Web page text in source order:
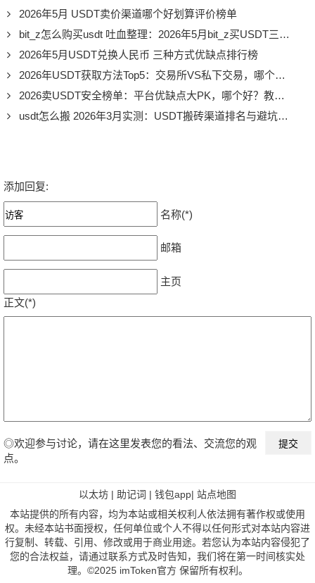
2026年5月 USDT卖价渠道哪个好划算评价榜单
bit_z怎么购买usdt 吐血整理：2026年5月bit_z买USDT三大推荐 哪个好
2026年5月USDT兑换人民币 三种方式优缺点排行榜
2026年USDT获取方法Top5：交易所VS私下交易，哪个好？优缺点全评价
2026卖USDT安全榜单：平台优缺点大PK，哪个好？教你规避风险
usdt怎么搬 2026年3月实测：USDT搬砖渠道排名与避坑指南
添加回复:
名称(*)
邮箱
主页
正文(*)
◎欢迎参与讨论，请在这里发表您的看法、交流您的观
点。
以太坊 | 助记词 | 钱包app| 站点地图
本站提供的所有内容，均为本站或相关权利人依法拥有著作权或使用
权。未经本站书面授权，任何单位或个人不得以任何形式对本站内容进
行复制、转载、引用、修改或用于商业用途。若您认为本站内容侵犯了
您的合法权益，请通过联系方式及时告知，我们将在第一时间核实处
理。©2025 imToken官方 保留所有权利。